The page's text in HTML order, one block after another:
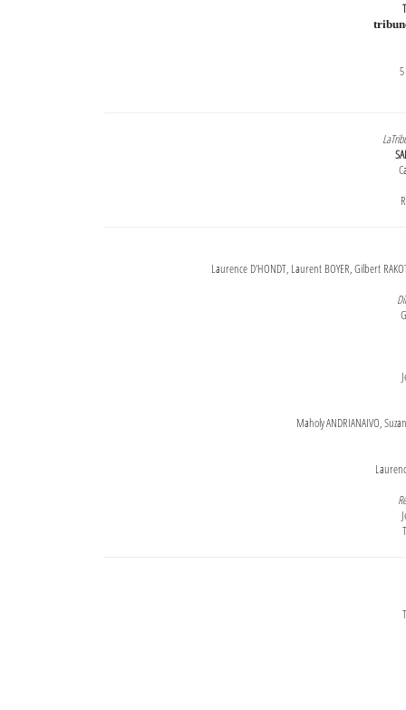
Laurence D'HONDT, Laurent BOYER, Gilbert
Maholy ANDRIANAIVO,